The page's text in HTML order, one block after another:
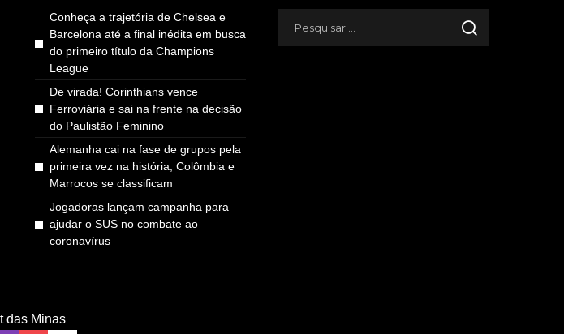
Conheça a trajetória de Chelsea e
Barcelona até a final inédita em busca
do primeiro título da Champions
League
De virada! Corinthians vence
Ferroviária e sai na frente na decisão
do Paulistão Feminino
Alemanha cai na fase de grupos pela
primeira vez na história; Colômbia e
Marrocos se classificam
Jogadoras lançam campanha para
ajudar o SUS no combate ao
coronavírus